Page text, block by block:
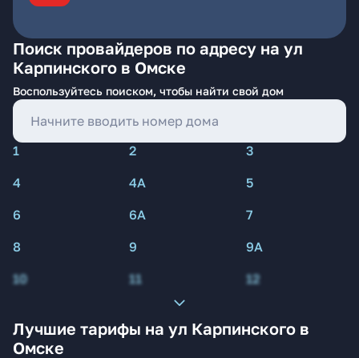
Поиск провайдеров по адресу на ул
Карпинского в Омске
Воспользуйтесь поиском, чтобы найти свой дом
1 2
3
4
4А
5
6
6А
7
8
9
9А
10
11 12
Лучшие тарифы на ул Карпинского в
Омске